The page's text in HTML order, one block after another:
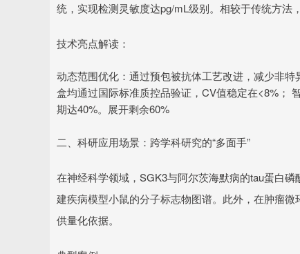
统，实现检测灵敏度达pg/mL级别。相较于传统方法
技术亮点解读：
动态范围优化：通过预包被抗体工艺改进，减少非
盒均通过国际标准质控品验证，CV值稳定在<8%；
期达40%。展开剩余60%
二、科研应用场景：跨学科研究的“多面手”
在神经科学领域，SGK3与阿尔茨海默病的tau蛋白
建疾病模型小鼠的分子标志物图谱。此外，在肿瘤
供量化依据。